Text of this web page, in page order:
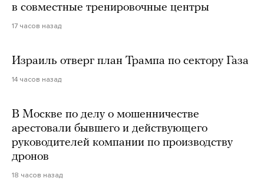
в совместные тренировочные центры
17 часов назад
Израиль отверг план Трампа по сектору Газа
14 часов назад
В Москве по делу о мошенничестве
арестовали бывшего и действующего
руководителей компании по производству
дронов
18 часов назад